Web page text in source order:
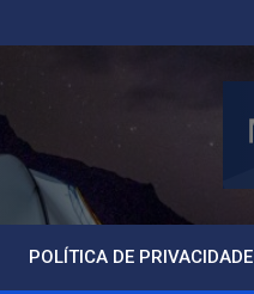
POLÍTICA DE PRIVACIDADE